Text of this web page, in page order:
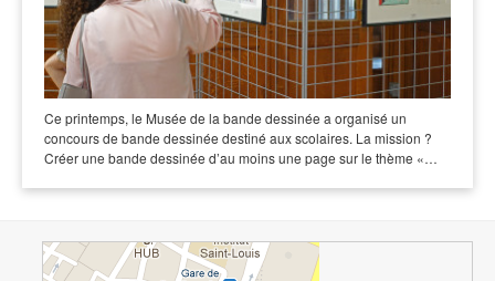
Ce printemps, le Musée de la bande dessinée a organisé un
concours de bande dessinée destiné aux scolaires. La mission ?
Créer une bande dessinée d’au moins une page sur le thème «…